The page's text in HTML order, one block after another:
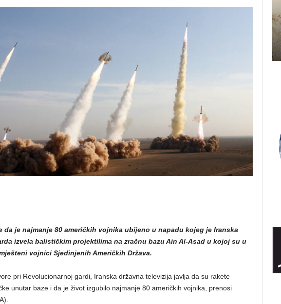
da je najmanje 80 američkih vojnika ubijeno u napadu kojeg je Iranska
izvela balističkim projektilima na zračnu bazu Ain Al-Asad u kojoj su u
vojnici Sjedinjenih Američkih Država.
pri Revolucionarnoj gardi, Iranska državna televizija javlja da su rakete
unutar baze i da je život izgubilo najmanje 80 američkih vojnika, prenosi
Hrvati su jedan od tri
konstitutivna naroda u BiH